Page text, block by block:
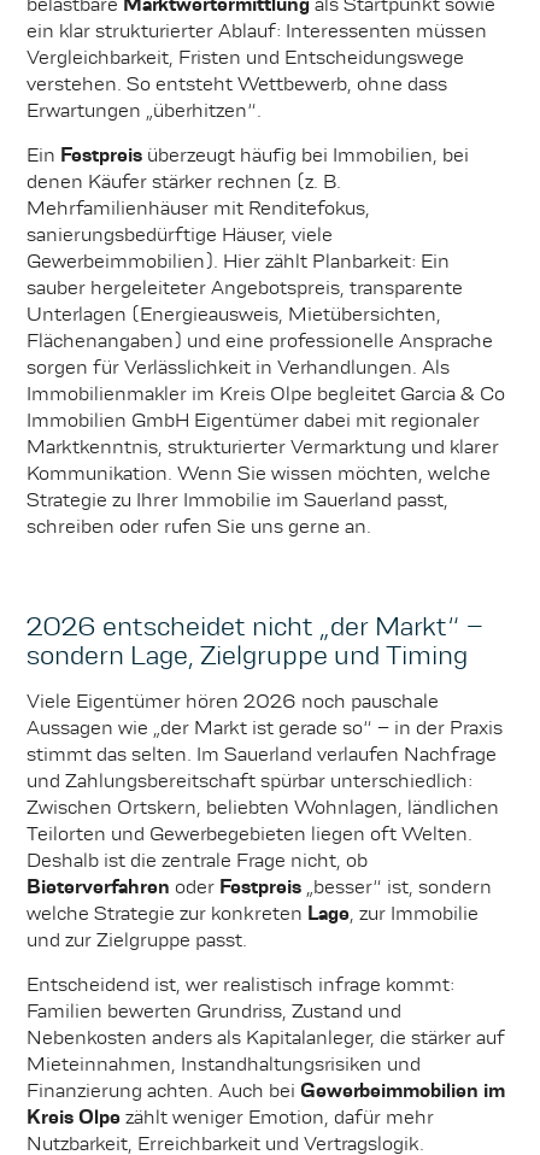
ein klar strukturierter Ablauf: Interessenten müssen
Vergleichbarkeit, Fristen und Entscheidungswege
verstehen. So entsteht Wettbewerb, ohne dass
Erwartungen „überhitzen“.
Ein Festpreis überzeugt häufig bei Immobilien, bei
denen Käufer stärker rechnen (z. B.
Mehrfamilienhäuser mit Renditefokus,
sanierungsbedürftige Häuser, viele
Gewerbeimmobilien). Hier zählt Planbarkeit: Ein
sauber hergeleiteter Angebotspreis, transparente
Unterlagen (Energieausweis, Mietübersichten,
Flächenangaben) und eine professionelle Ansprache
sorgen für Verlässlichkeit in Verhandlungen. Als
Immobilienmakler im Kreis Olpe begleitet Garcia & Co
Immobilien GmbH Eigentümer dabei mit regionaler
Marktkenntnis, strukturierter Vermarktung und klarer
Kommunikation. Wenn Sie wissen möchten, welche
Strategie zu Ihrer Immobilie im Sauerland passt,
schreiben oder rufen Sie uns gerne an.
2026 entscheidet nicht „der Markt“ –
sondern Lage, Zielgruppe und Timing
Viele Eigentümer hören 2026 noch pauschale
Aussagen wie „der Markt ist gerade so“ – in der Praxis
stimmt das selten. Im Sauerland verlaufen Nachfrage
und Zahlungsbereitschaft spürbar unterschiedlich:
Zwischen Ortskern, beliebten Wohnlagen, ländlichen
Teilorten und Gewerbegebieten liegen oft Welten.
Deshalb ist die zentrale Frage nicht, ob
Bieterverfahren oder Festpreis „besser“ ist, sondern
welche Strategie zur konkreten Lage, zur Immobilie
und zur Zielgruppe passt.
Entscheidend ist, wer realistisch infrage kommt:
Familien bewerten Grundriss, Zustand und
Nebenkosten anders als Kapitalanleger, die stärker auf
Mieteinnahmen, Instandhaltungsrisiken und
Finanzierung achten. Auch beiGewerbeimmobilien im
Kreis Olpe zählt weniger Emotion, dafür mehr
Nutzbarkeit, Erreichbarkeit und Vertragslogik.